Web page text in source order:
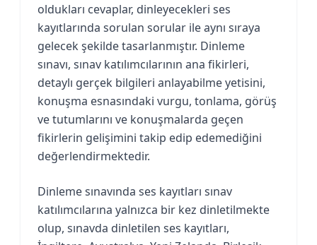
oldukları cevaplar, dinleyecekleri ses
kayıtlarında sorulan sorular ile aynı sıraya
gelecek şekilde tasarlanmıştır. Dinleme
sınavı, sınav katılımcılarının ana fikirleri,
detaylı gerçek bilgileri anlayabilme yetisini,
konuşma esnasındaki vurgu, tonlama, görüş
ve tutumlarını ve konuşmalarda geçen
fikirlerin gelişimini takip edip edemediğini
değerlendirmektedir.
Dinleme sınavında ses kayıtları sınav
katılımcılarına yalnızca bir kez dinletilmekte
olup, sınavda dinletilen ses kayıtları,